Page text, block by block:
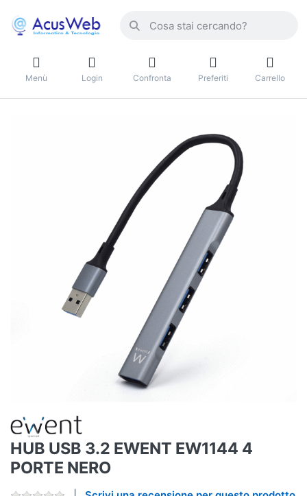
Menù Login Confronta Preferiti Carrello
HUB USB 3.2 EWENT EW1144 4
PORTE NERO